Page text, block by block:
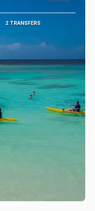
2 TRANSFERS